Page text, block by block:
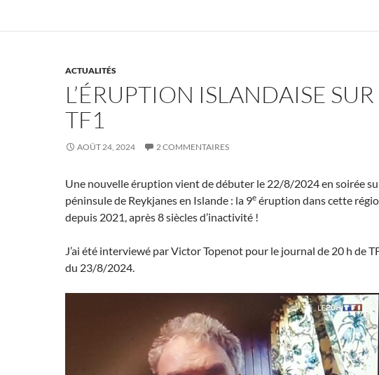
ACTUALITÉS
L’ÉRUPTION ISLANDAISE SUR
TF1
AOÛT 24, 2024 2 COMMENTAIRES
Une nouvelle éruption vient de débuter le 22/8/2024 en soirée
péninsule de Reykjanes en Islande : la 9e éruption dans cette
depuis 2021, après 8 siècles d’inactivité !
J’ai été interviewé par Victor Topenot pour le journal de 20 h de
du 23/8/2024.